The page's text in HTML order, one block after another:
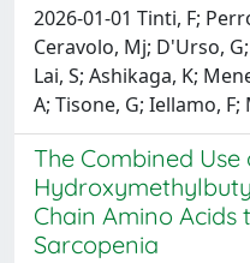
2026-01-01 Tinti, F;
Ceravolo, Mj; D'Urso,
Lai, S; Ashikaga, K;
A; Tisone, G; Iellamo,
The Combined Use
Chain Amino
Sarcopenia